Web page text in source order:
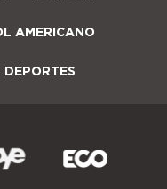
AMERICANO
DEPORTES